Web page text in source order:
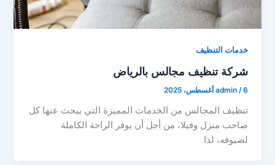
خدمات التنظيف
شركة تنظيف مجالس بالرياض
admin /6 أغسطس، 2025
تنظيف المجالس من الخدمات المميزة التي يبحث عنها كل
صاحب منزل وفيلا، من أجل أن يوفر الراحة الكاملة
لضيوفه، لذا